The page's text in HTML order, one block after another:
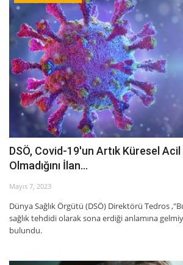
DSÖ, Covid-19'un Artık Küresel
Olmadığını İlan...
Mayıs 7, 2023
Dünya Sağlık Örgütü (DSÖ) Direktörü Tedros
sağlık tehdidi olarak sona erdiği anlamına
bulundu.